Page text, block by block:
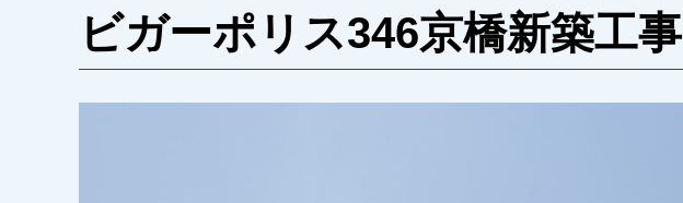
ビガーポリス346京橋新築工事